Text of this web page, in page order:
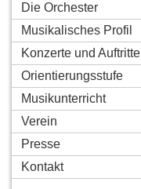
Die Orchester
Musikalisches Profil
Konzerte und Auftritte
Orientierungsstufe
Musikunterricht
Verein
Presse
Kontakt